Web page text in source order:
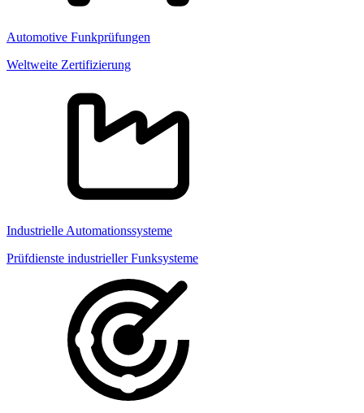
Automotive Funkprüfungen
Weltweite Zertifizierung
Industrielle Automationssysteme
Prüfdienste industrieller Funksysteme